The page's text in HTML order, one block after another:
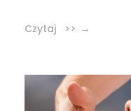
Czytaj >>